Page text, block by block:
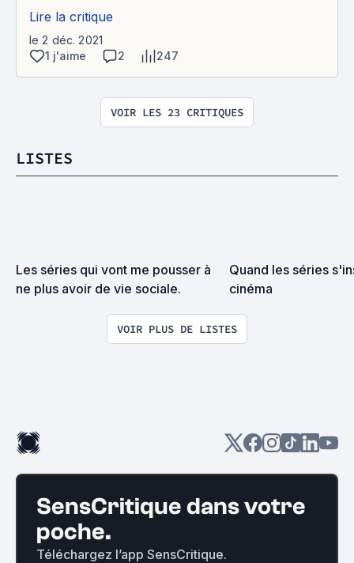
Lire la critique
le 2 déc. 2021
1 j'aime
2 247
VOIR LES 23 CRITIQUES
LISTES
Les séries qui vont me pousser à
ne plus avoir de vie sociale.
Quand les séries
cinéma
VOIR PLUS DE LISTES
SensCritique dans votre
poche.
Téléchargez l’app SensCritique.